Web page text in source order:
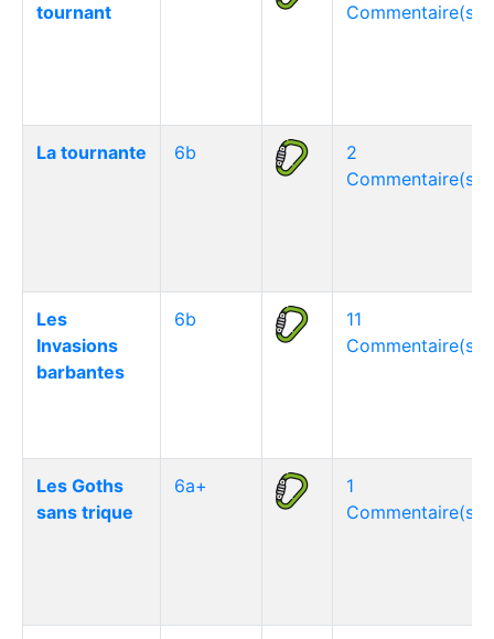
tournant
Commentaire(s)
La tournante 6b
2
Commentaire(s)
Les
Invasions
barbantes
6b
11
Commentaire(s)
Les Goths
sans trique
6a+
1
Commentaire(s)